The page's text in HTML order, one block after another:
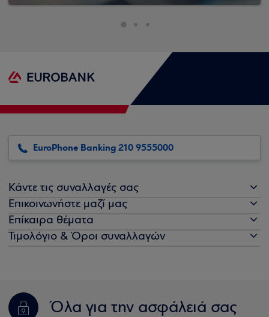
EuroPhone Banking 210 9555000
Κάντε τις συναλλαγές σας
Επικοινωνήστε μαζί μας
Επίκαιρα θέματα
Τιμολόγιο & Όροι συναλλαγών
Όλα για την ασφάλειά σας